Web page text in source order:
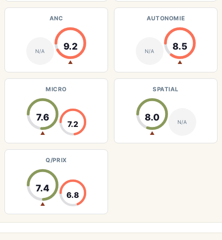
ANC
N/A 9.2
▲
AUTONOMIE
N/A 8.5
▲
MICRO
7.6
▲
7.2
SPATIAL
8.0
▲
N/A
Q/PRIX
7.4
▲
6.8